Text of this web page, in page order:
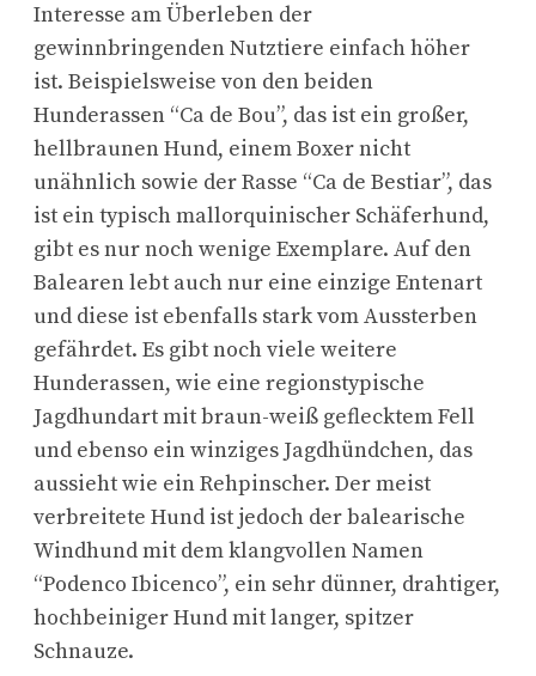
Interesse am Überleben der
gewinnbringenden Nutztiere einfach höher
ist. Beispielsweise von den beiden
Hunderassen “Ca de Bou”, das ist ein großer,
hellbraunen Hund, einem Boxer nicht
unähnlich sowie der Rasse “Ca de Bestiar”, das
ist ein typisch mallorquinischer Schäferhund,
gibt es nur noch wenige Exemplare. Auf den
Balearen lebt auch nur eine einzige Entenart
und diese ist ebenfalls stark vom Aussterben
gefährdet. Es gibt noch viele weitere
Hunderassen, wie eine regionstypische
Jagdhundart mit braun-weiß geflecktem Fell
und ebenso ein winziges Jagdhündchen, das
aussieht wie ein Rehpinscher. Der meist
verbreitete Hund ist jedoch der balearische
Windhund mit dem klangvollen Namen
“Podenco Ibicenco”, ein sehr dünner, drahtiger,
hochbeiniger Hund mit langer, spitzer
Schnauze.